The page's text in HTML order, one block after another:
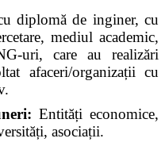
diplomă de inginer, cu
mediul academic,
uri, care au realizări
afaceri/organizații cu
Entități economice,
asociații.